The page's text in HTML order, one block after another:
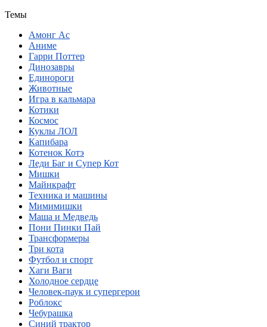
Темы
Амонг Ас
Аниме
Гарри Поттер
Динозавры
Единороги
Животные
Игра в кальмара
Котики
Космос
Куклы ЛОЛ
Капибара
Котенок Котэ
Леди Баг и Супер Кот
Мишки
Майнкрафт
Техника и машины
Мимимишки
Маша и Медведь
Пони Пинки Пай
Трансформеры
Три кота
Футбол и спорт
Хаги Ваги
Холодное сердце
Человек-паук и супергерои
Роблокс
Чебурашка
Синий трактор